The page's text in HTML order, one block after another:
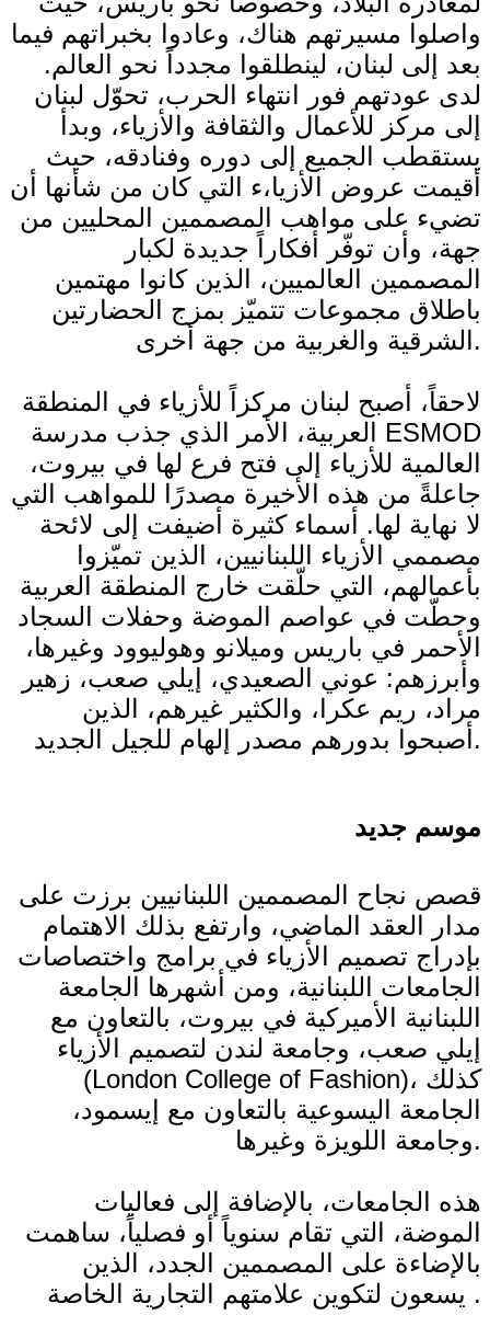
واصلوا مسيرتهم هناك، وعادوا بخبراتهم فيما
بعد إلى لبنان، لينطلقوا مجدداً نحو العالم.
لدى عودتهم فور انتهاء الحرب، تحوّل لبنان
إلى مركز للأعمال والثقافة والأزياء، وبدأ
يستقطب الجميع إلى دوره وفنادقه، حيث
أقيمت عروض الأزيا،ء التي كان من شأنها أن
تضيء على مواهب المصممين المحليين من
جهة، وأن توفّر أفكاراً جديدة لكبار
المصممين العالميين، الذين كانوا مهتمين
باطلاق مجموعات تتميّز بمزج الحضارتين
الشرقية والغربية من جهة أخرى.
لاحقاً، أصبح لبنان مركزاً للأزياء في المنطقة
العربية، الأمر الذي جذب مدرسة ESMOD
العالمية للأزياء إلى فتح فرع لها في بيروت،
جاعلةً من هذه الأخيرة مصدرًا للمواهب التي
لا نهاية لها. أسماء كثيرة أضيفت إلى لائحة
مصممي الأزياء اللبنانيين، الذين تميّزوا
بأعمالهم، التي حلّقت خارج المنطقة العربية
وحطّت في عواصم الموضة وحفلات السجاد
الأحمر في باريس وميلانو وهوليوود وغيرها،
وأبرزهم: عوني الصعيدي، إيلي صعب، زهير
مراد، ريم عكرا، والكثير غيرهم، الذين
أصبحوا بدورهم مصدر إلهام للجيل الجديد.
موسم جديد
قصص نجاح المصممين اللبنانيين برزت على
مدار العقد الماضي، وارتفع بذلك الاهتمام
بإدراج تصميم الأزياء في برامج واختصاصات
الجامعات اللبنانية، ومن أشهرها الجامعة
اللبنانية الأميركية في بيروت، بالتعاون مع
إيلي صعب، وجامعة لندن لتصميم الأزياء
(London College of Fashion)، كذلك
الجامعة اليسوعية بالتعاون مع إيسمود،
وجامعة اللويزة وغيرها.
هذه الجامعات، بالإضافة إلى فعاليات
الموضة، التي تقام سنوياً أو فصلياً، ساهمت
بالإضاءة على المصممين الجدد، الذين
يسعون لتكوين علامتهم التجارية الخاصة .